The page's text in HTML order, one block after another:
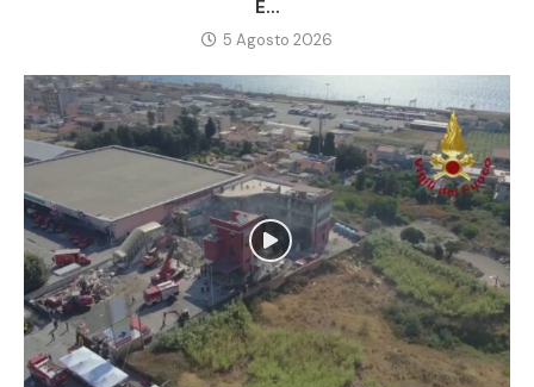
E...
5 Agosto 2026